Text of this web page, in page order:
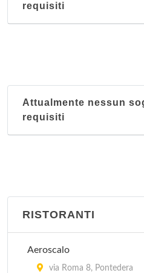
requisiti
Attualmente nessun
requisiti
RISTORANTI
Aeroscalo
via Roma 8, Pontedera